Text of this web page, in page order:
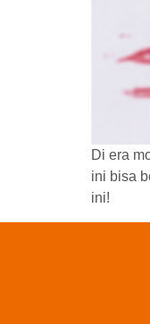
Di era
ini bisa
ini!